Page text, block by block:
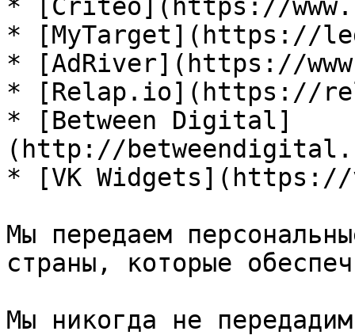
* [Criteo](https://
* [MyTarget](https://
* [AdRiver](https://
* [Relap.io](https://
* [Between Digital]
(http://
* [VK Widgets](https://
Мы передаем
страны, которые
Мы никогда не